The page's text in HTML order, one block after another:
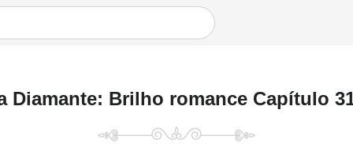
Diamante: Brilho romance Capítulo